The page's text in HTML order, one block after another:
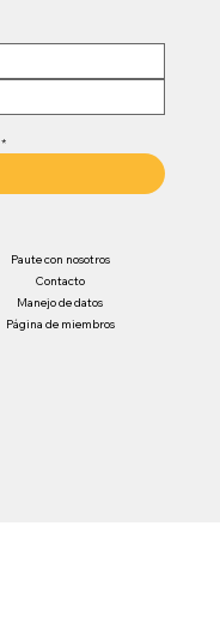
*
Paute con nosotros
Contacto
Manejo de datos
Página de miembros